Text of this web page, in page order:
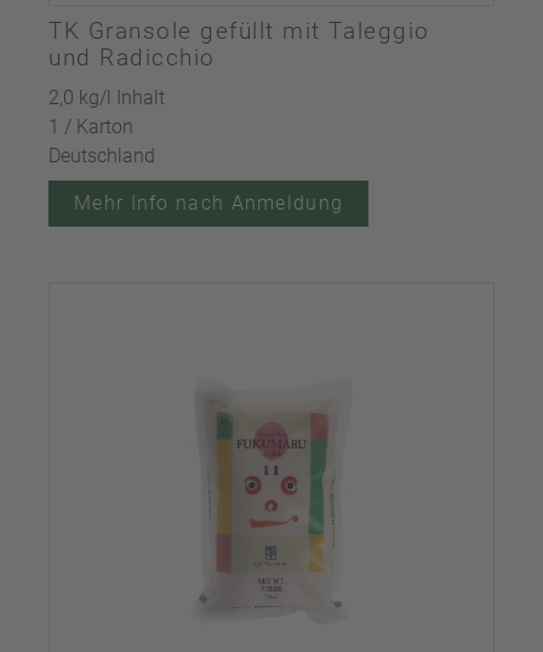
TK Gransole gefüllt mit Taleggio
und Radicchio
2,0 kg/l Inhalt
1 / Karton
Deutschland
Mehr Info nach Anmeldung